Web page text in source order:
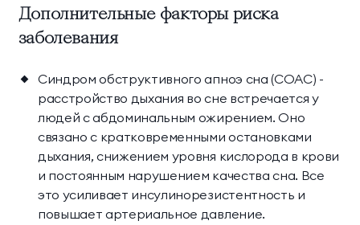
Дополнительные факторы риска
заболевания
Синдром обструктивного апноэ сна (СОАС) -
расстройство дыхания во сне встречается у
людей с абдоминальным ожирением. Оно
связано с кратковременными остановками
дыхания, снижением уровня кислорода в крови
и постоянным нарушением качества сна. Все
это усиливает инсулинорезистентность и
повышает артериальное давление.